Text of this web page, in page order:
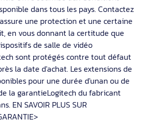
dans tous les pays. Contactez
une protection et une certaine
en vous donnant la certitude que
de salle de vidéo
sont protégés contre tout défaut
la date d'achat. Les extensions de
pour une durée d'unan ou de
la garantieLogitech du fabricant
EN SAVOIR PLUS SUR